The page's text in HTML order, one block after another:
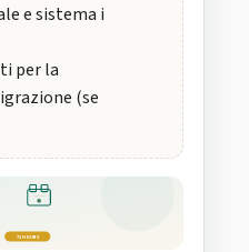
e sistema i
per la
(se
72 HOURS